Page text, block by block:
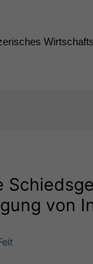
von